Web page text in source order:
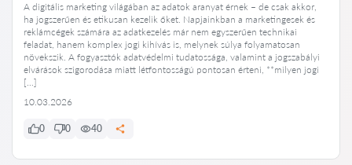
A digitális marketing világában az adatok aranyat érnek – de csak akkor,
ha jogszerűen és etikusan kezelik őket. Napjainkban a marketingesek és
reklámcégek számára az adatkezelés már nem egyszerűen technikai
feladat, hanem komplex jogi kihívás is, melynek súlya folyamatosan
növekszik. A fogyasztók adatvédelmi tudatossága, valamint a jogszabályi
elvárások szigorodása miatt létfontosságú pontosan érteni, **milyen jogi
[…]
10.03.2026
0 0 40